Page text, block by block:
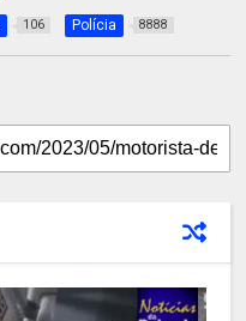
106 Polícia 8888